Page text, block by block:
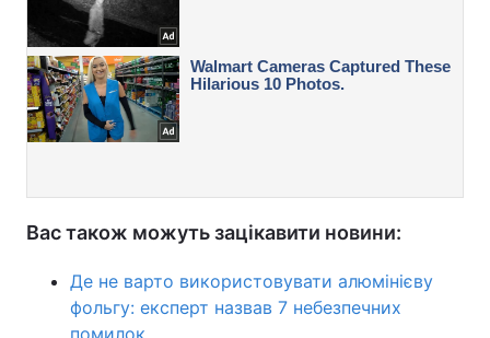
Вас також можуть зацікавити новини:
Де не варто використовувати алюмінієву
фольгу: експерт назвав 7 небезпечних
помилок